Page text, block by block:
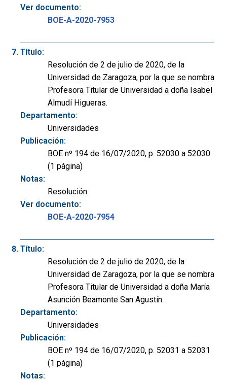
Ver documento:
BOE-A-2020-7953
Título:
Resolución de 2 de julio de 2020, de la
Universidad de Zaragoza, por la que se nombra
Profesora Titular de Universidad a doña Isabel
Almudí Higueras.
Departamento:
Universidades
Publicación:
BOE nº 194 de 16/07/2020, p. 52030 a 52030
(1 página)
Notas:
Resolución.
Ver documento:
BOE-A-2020-7954
Título:
Resolución de 2 de julio de 2020, de la
Universidad de Zaragoza, por la que se nombra
Profesora Titular de Universidad a doña María
Asunción Beamonte San Agustín.
Departamento:
Universidades
Publicación:
BOE nº 194 de 16/07/2020, p. 52031 a 52031
(1 página)
Notas: